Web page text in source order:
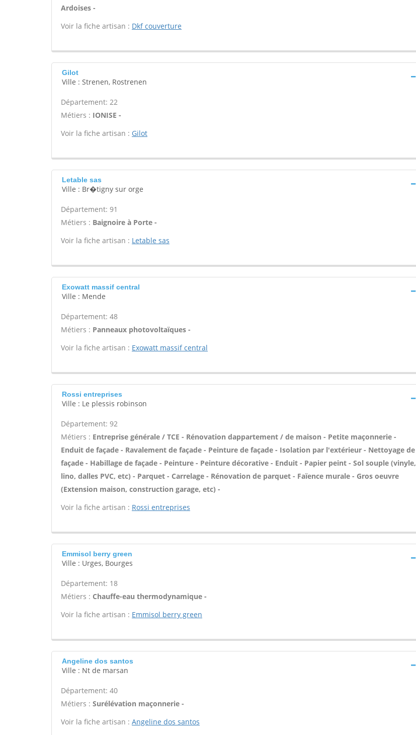
Ardoises -
Voir la fiche artisan : Dkf couverture
Gilot
Ville : Strenen, Rostrenen
Département: 22
Métiers : IONISE -
Voir la fiche artisan : Gilot
Letable sas
Ville : Br�tigny sur orge
Département: 91
Métiers : Baignoire à Porte -
Voir la fiche artisan : Letable sas
Exowatt massif central
Ville : Mende
Département: 48
Métiers : Panneaux photovoltaïques -
Voir la fiche artisan : Exowatt massif central
Rossi entreprises
Ville : Le plessis robinson
Département: 92
Métiers : Entreprise générale / TCE - Rénovation dappartement / de maison - Petite maçonnerie -
Enduit de façade - Ravalement de façade - Peinture de façade - Isolation par l'extérieur - Nettoyage de
façade - Habillage de façade - Peinture - Peinture décorative - Enduit - Papier peint - Sol souple (vinyle,
lino, dalles PVC, etc) - Parquet - Carrelage - Rénovation de parquet - Faïence murale - Gros oeuvre
(Extension maison, construction garage, etc) -
Voir la fiche artisan : Rossi entreprises
Emmisol berry green
Ville : Urges, Bourges
Département: 18
Métiers : Chauffe-eau thermodynamique -
Voir la fiche artisan : Emmisol berry green
Angeline dos santos
Ville : Nt de marsan
Département: 40
Métiers : Surélévation maçonnerie -
Voir la fiche artisan : Angeline dos santos